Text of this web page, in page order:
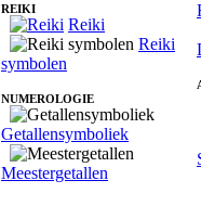
REIKI
Reiki
Reiki
symbolen
NUMEROLOGIE
Getallensymboliek
Meestergetallen